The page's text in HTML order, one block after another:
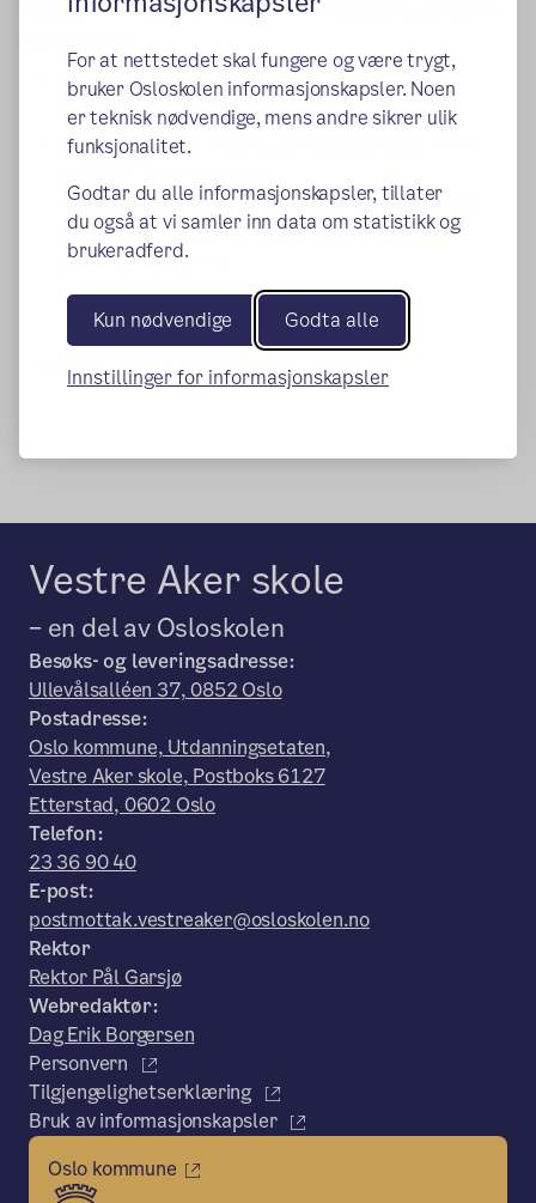
For at nettstedet skal fungere og være trygt,
bruker Osloskolen informasjonskapsler. Noen
er teknisk nødvendige, mens andre sikrer ulik
funksjonalitet.
Godtar du alle informasjonskapsler, tillater
du også at vi samler inn data om statistikk og
brukeradferd.
Kun nødvendige Godta alle
Innstillinger for informasjonskapsler
stand til det, skal dere oppgi dette i kolonnen "barnets
Nåværende skole legger ved relevant
dokumentasjon
Nåværende skole sender inn søknadsskjema med
Søknaden med vedlegg sendes til Oslo kommune,
Utdanningsadministrasjonen v/EER, Pb 6127
Etterstad, 0602 Oslo.
Publisert: 09.10.2020 Endret: 02.12.2021
Vestre Aker skole
– en del av Osloskolen
Besøks- og leveringsadresse:
Ullevålsalléen 37, 0852 Oslo
Postadresse:
Oslo kommune, Utdanningsetaten,
Vestre Aker skole, Postboks 6127
Etterstad, 0602 Oslo
Telefon:
23 36 90 40
E-post:
postmottak.vestreaker@osloskolen.no
Rektor
Rektor Pål Garsjø
Webredaktør:
Dag Erik Borgersen
Personvern
Tilgjengelighetserklæring
Bruk av informasjonskapsler
Oslo kommune